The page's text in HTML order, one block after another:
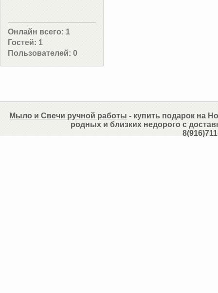
Онлайн всего: 1
Гостей: 1
Пользователей: 0
Мыло и Свечи ручной работы - купить подарок на
родных и близких недорого с